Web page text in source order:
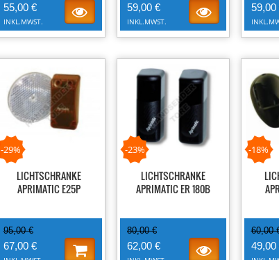
55,00 €
INKL.MWST.
59,00 €
INKL.MWST.
59,00
-29%
LICHTSCHRANKE
APRIMATIC E25P
95,00 €
67,00 €
-23%
LICHTSCHRANKE
APRIMATIC ER 180B
80,00 €
62,00 €
-18%
60,00
49,00